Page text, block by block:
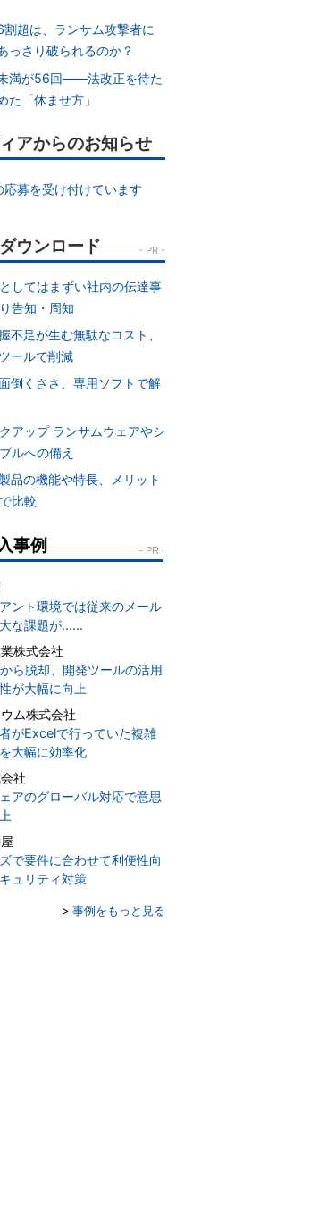
超は、ランサム攻撃者に
っさり破られるのか？
満が56回――法改正を待た
た「休ませ方」
アからのお知らせ
応募を受け付けています
してはまずい社内の伝達事
告知・周知
不足が生む無駄なコスト、
ールで削減
倒くささ、専用ソフトで解
アップ ランサムウェアやシ
ルへの備え
品の機能や特長、メリット
比較